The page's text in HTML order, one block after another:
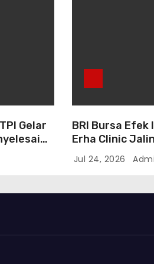
Gelar
BRI Bursa Efek
Erha Clinic
Program
Jul 24, 2026